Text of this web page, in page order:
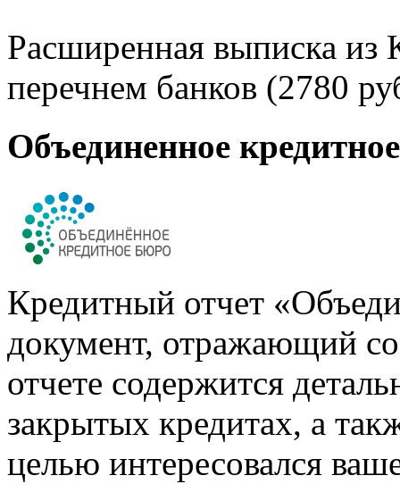
Расширенная выписка из
перечнем банков (2780
Объединенное
Кредитный отчет
документ, отражающий
отчете содержится
закрытых кредитах, а
целью интересовался